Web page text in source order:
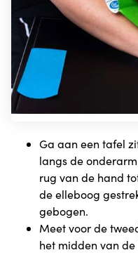
Ga aan een tafel
langs de
rug van de hand
de elleboog
gebogen.
Meet voor de
het midden van